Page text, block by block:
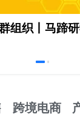
组织丨马蹄
跨境电商